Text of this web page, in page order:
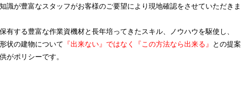
識が豊富なスタッフがお客様のご要望により現地確認をさせていただきま
有する豊富な作業資機材と長年培ってきたスキル、ノウハウを駆使し、
状の建物について 『出来ない』ではなく『この方法なら出来る』
との提案
がポリシーです。